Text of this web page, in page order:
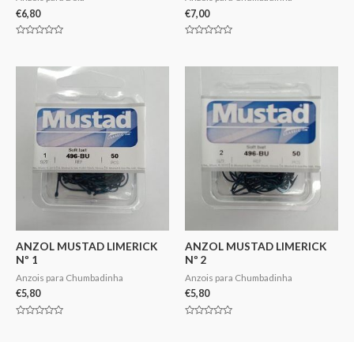
€6,80
5
€7,00
5
ANZOL MUSTAD LIMERICK
Nº 1
Anzois para Chumbadinha
€5,80
ANZOL MUSTAD LIMERICK
Nº 2
Anzois para Chumbadinha
€5,80